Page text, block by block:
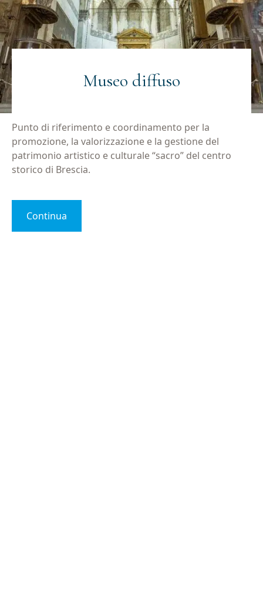
Museo diffuso
Punto di riferimento e coordinamento per la
promozione, la valorizzazione e la gestione del
patrimonio artistico e culturale “sacro” del centro
storico di Brescia.
Continua